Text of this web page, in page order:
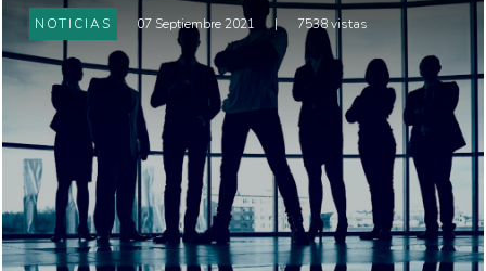
NOTICIAS 07 Septiembre 2021 | 7538 vistas